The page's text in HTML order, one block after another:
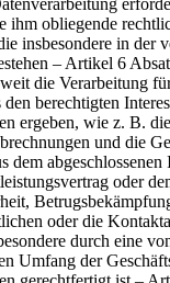
ihm obliegende
insbesondere in der
– Artikel 6
die Verarbeitung
berechtigten
ergeben, wie z. B.
und die
dem
oder
oder die
durch eine
Umfang der